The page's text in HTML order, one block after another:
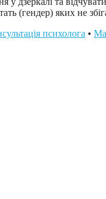
(гендер) яких не
психолога •